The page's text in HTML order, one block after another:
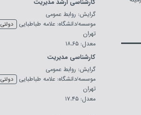
کارشناسی ارشد مدیریت
گرایش: روابط عمومی
موسسه/دانشگاه: علامه طباطبایی
دولتی
تهران
معدل: ۱۸.۶۵
کارشناسی مدیریت
گرایش: روابط عمومی
موسسه/دانشگاه: علامه طباطبایی
دولتی
تهران
معدل: ۱۷.۴۵